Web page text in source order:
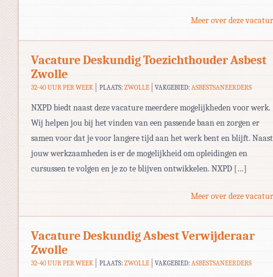
Meer over deze
Vacature Deskundig Toezichthouder Asbest
Zwolle
32-40 UUR PER WEEK PLAATS: ZWOLLE VAKGEBIED:ASBESTSANEERDERS
NXPD biedt naast deze vacature meerdere mogelijkheden voor werk.
Wij helpen jou bij het vinden van een passende baan en zorgen er
samen voor dat je voor langere tijd aan het werk bent en blijft. Naast
jouw werkzaamheden is er de mogelijkheid om opleidingen en
cursussen te volgen en je zo te blijven ontwikkelen. NXPD […]
Meer over deze
Vacature Deskundig Asbest Verwijderaar
Zwolle
32-40 UUR PER WEEK PLAATS: ZWOLLE VAKGEBIED:ASBESTSANEERDERS